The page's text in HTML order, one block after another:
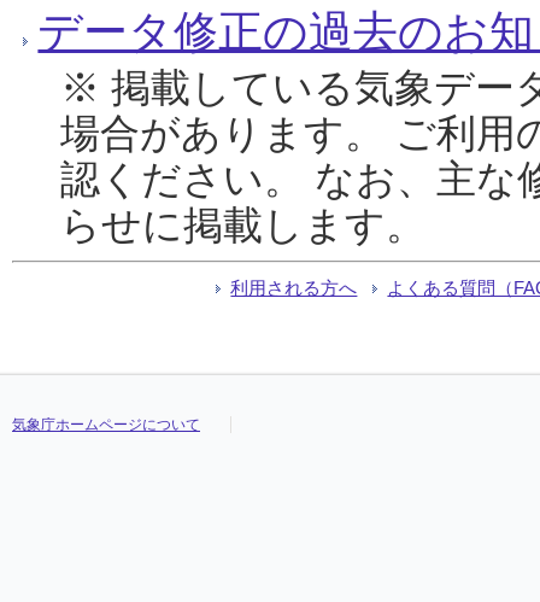
データ修正の過去のお
※ 掲載している気象デー
場合があります。 ご利用
認ください。 なお、主な
らせに掲載します。
利用される方へ よくある質問（
気象庁ホームページについて